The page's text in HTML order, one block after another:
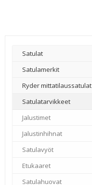
Satulat
Satulamerkit
Ryder mittatilaussatulat
Satulatarvikkeet
–
Jalustimet
Jalustinhihnat
Satulavyöt
Etukaaret
Satulahuovat